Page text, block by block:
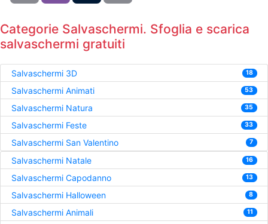
Categorie Salvaschermi. Sfoglia e scarica
salvaschermi gratuiti
Salvaschermi 3D 18
Salvaschermi Animati 53
Salvaschermi Natura 35
Salvaschermi Feste 33
Salvaschermi San Valentino 7
Salvaschermi Natale 16
Salvaschermi Capodanno 13
Salvaschermi Halloween 8
Salvaschermi Animali 11